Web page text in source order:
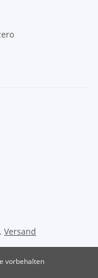
Versand
vorbehalten